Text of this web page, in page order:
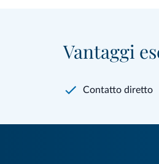
Vantaggi
Contatto diretto